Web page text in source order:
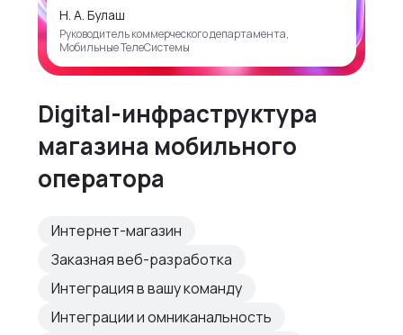
Н. А. Булаш
Руководитель коммерческого департамента,
Мобильные ТелеСистемы
Digital-инфраструктура
магазина мобильного
оператора
Интернет-магазин
Заказная веб-разработка
Интеграция в вашу команду
Интеграции и омниканальность